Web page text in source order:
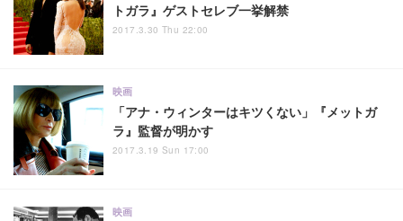
トガラ』ゲストセレブ一挙解禁
2017.3.30 Thu 22:00
「アナ・ウィンターはキツくない」『メットガ
ラ』監督が明かす
映画
2017.3.19 Sun 17:00
映画